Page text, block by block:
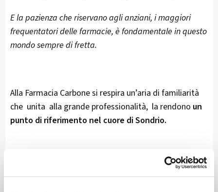
E la pazienza che riservano agli anziani, i maggiori
frequentatori delle farmacie, è fondamentale in questo
mondo sempre di fretta.
Alla Farmacia Carbone si respira un’aria di familiarità
che unita alla grande professionalità, la rendono un
punto di riferimento nel cuore di Sondrio.
Si distingue anche per diversi servizi offerti che forse